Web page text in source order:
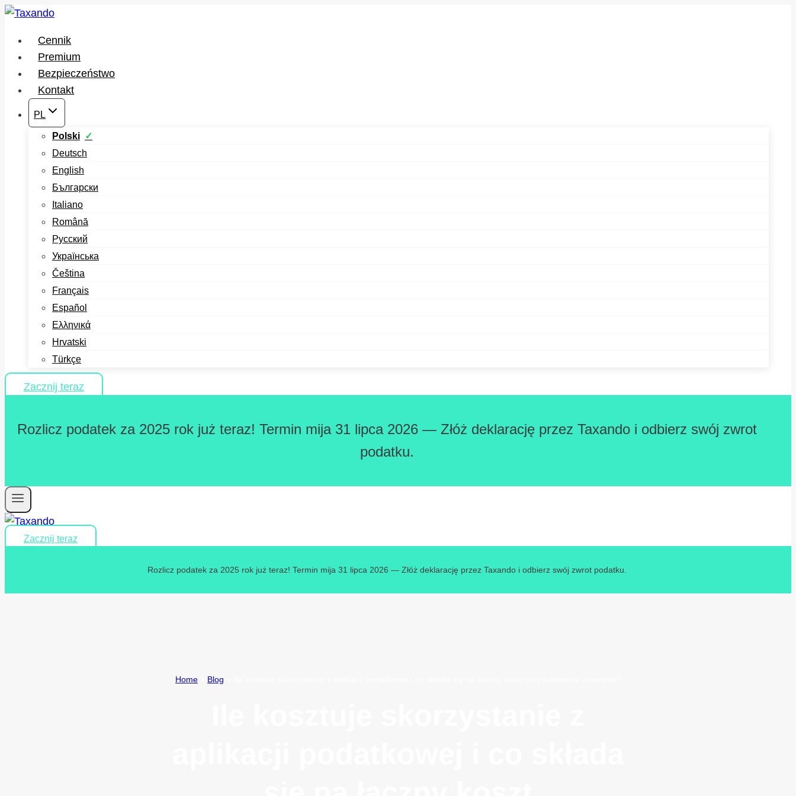
Przejdź
treści
Cennik
Premium
Bezpieczeństwo
Kontakt
PL
Polski
Deutsch
English
Български
Italiano
Română
Русский
Українська
Čeština
Français
Español
Ελληνικά
Hrvatski
Türkçe
Zacznij teraz
Rozlicz podatek za 2025 rok już teraz! Termin mija 31 lipca 2026 — Złóż deklarację przez Taxando i odbierz swój zwrot
podatku.
Zacznij teraz
Rozlicz podatek za 2025 rok już teraz! Termin mija 31 lipca 2026 — Złóż deklarację przez Taxando i odbierz swój zwrot podatku.
Home Blog